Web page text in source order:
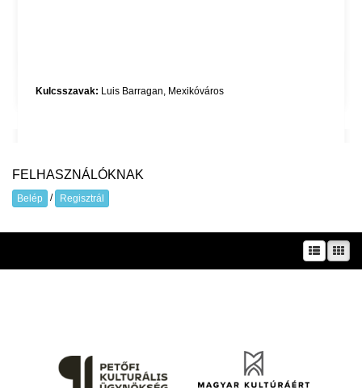
Kulcsszavak: Luis Barragan, Mexikóváros
FELHASZNÁLÓKNAK
Belép / Regisztrál